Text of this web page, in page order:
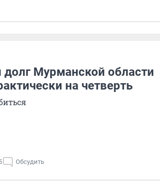
Мурманской области
на четверть
Обсудить